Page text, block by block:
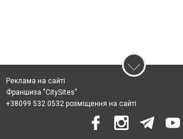
Реклама на сайті
Франшиза "CitySites"
+38099 532 0532 розміщення на сайті